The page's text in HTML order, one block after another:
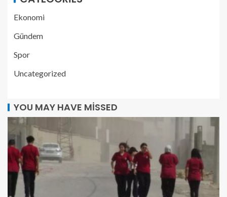
Ekonomi
Gündem
Spor
Uncategorized
YOU MAY HAVE MISSED